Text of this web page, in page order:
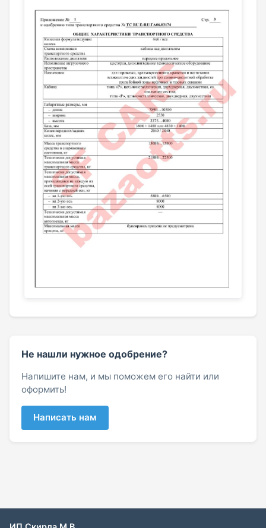
Не нашли нужное одобрение?
Напишите нам, и мы поможем его найти или
оформить!
Написать нам